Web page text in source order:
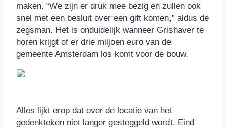
maken. “We zijn er druk mee bezig en zullen ook
snel met een besluit over een gift komen,” aldus de
zegsman. Het is onduidelijk wanneer Grishaver te
horen krijgt of er drie miljoen euro van de
gemeente Amsterdam los komt voor de bouw.
Alles lijkt erop dat over de locatie van het
gedenkteken niet langer gesteggeld wordt. Eind